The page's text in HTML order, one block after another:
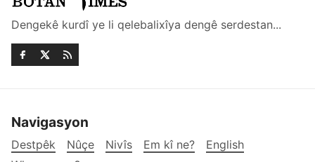
Dengekê kurdî ye li qelebalixîya dengê serdestan...
Navigasyon
Destpêk Nûçe Nivîs Em kî ne?
English